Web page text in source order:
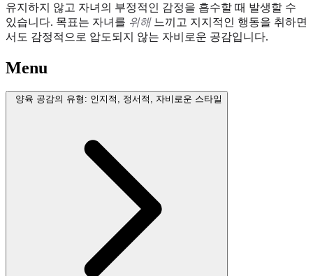
유지하지 않고 자녀의 부정적인 감정을 흡수할 때 발생할 수
있습니다. 목표는 자녀를 위해느끼고 지지적인 행동을 취하면
서도 감정적으로 압도되지 않는 자비로운 공감입니다.
Menu
양육 공감의 유형: 인지적, 정서적, 자비로운 스타일